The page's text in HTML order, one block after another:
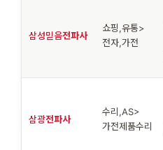
삼성믿음전파사
쇼핑,유통>
전자,가전
삼광전파사
수리,AS>
가전제품수리